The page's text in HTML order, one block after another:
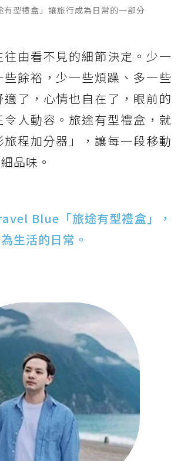
型禮盒」讓旅行成為日常的一部分
由看不見的細節決定。少一
餘裕，少一些煩躁、多一些
了，心情也自在了，眼前的
人動容。旅途有型禮盒，就
程加分器」，讓每一段移動
品味。
Blue「旅途有型禮盒」，
生活的日常。